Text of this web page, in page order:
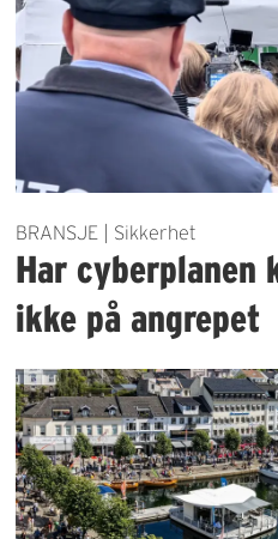
BRANSJE | Sikkerhet
Har cyberplanen
ikke på angrepet